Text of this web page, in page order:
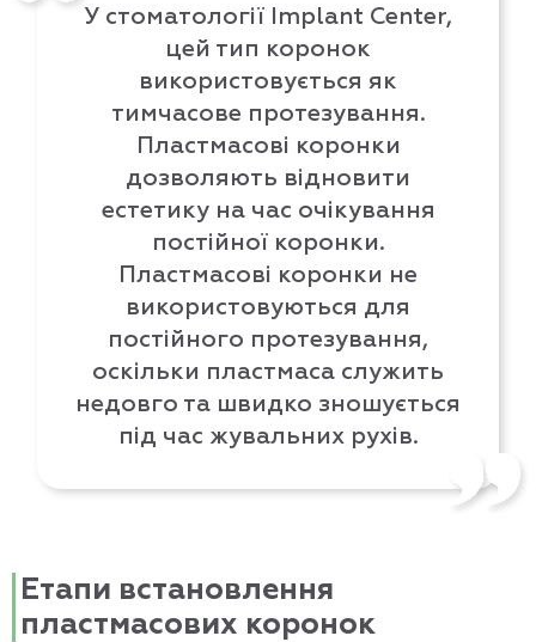
У стоматології Implant Center,
цей тип коронок
використовується як
тимчасове протезування.
Пластмасові коронки
дозволяють відновити
естетику на час очікування
постійної коронки.
Пластмасові коронки не
використовуються для
постійного протезування,
оскільки пластмаса служить
недовго та швидко зношується
під час жувальних рухів.
Етапи встановлення
пластмасових коронок